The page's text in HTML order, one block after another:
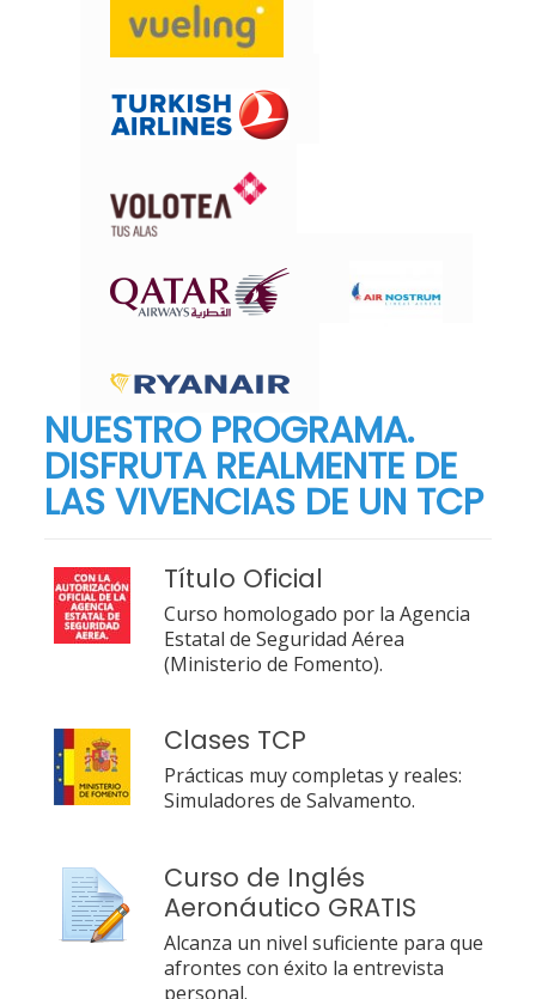
NUESTRO PROGRAMA.
DISFRUTA REALMENTE DE
LAS VIVENCIAS DE UN TCP
Título Oficial
Curso homologado por la Agencia
Estatal de Seguridad Aérea
(Ministerio de Fomento).
Clases TCP
Prácticas muy completas y reales:
Simuladores de Salvamento.
Curso de Inglés
Aeronáutico GRATIS
Alcanza un nivel suficiente para que
afrontes con éxito la entrevista
personal.